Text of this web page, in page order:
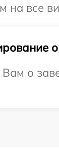
на все
о
о